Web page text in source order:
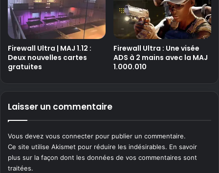
Firewall Ultra | MAJ 1.12 :
Deux nouvelles cartes
gratuites
Firewall Ultra : Une visée
ADS à 2 mains avec la MAJ
1.000.010
Laisser un commentaire
Vous devez vous connecter pour publier un commentaire.
Ce site utilise Akismet pour réduire les indésirables. En savoir
plus sur la façon dont les données de vos commentaires sont
traitées.